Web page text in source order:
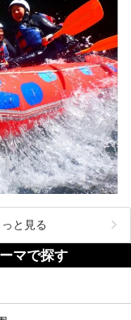
と見る
マで探す